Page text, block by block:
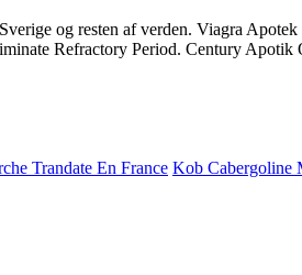
og resten af verden. Viagra
Refractory Period. Century
Trandate En France Kob Cabergoline